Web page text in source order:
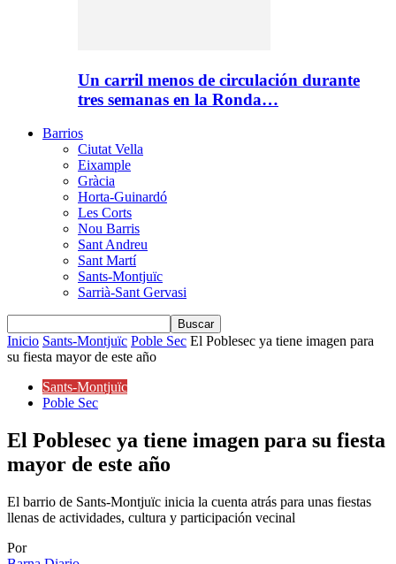
Un carril menos de circulación durante
tres semanas en la Ronda…
Barrios
Ciutat Vella
Eixample
Gràcia
Horta-Guinardó
Les Corts
Nou Barris
Sant Andreu
Sant Martí
Sants-Montjuïc
Sarrià-Sant Gervasi
Inicio Sants-Montjuïc Poble Sec El Poblesec ya tiene imagen para
su fiesta mayor de este año
Sants-Montjuïc
Poble Sec
El Poblesec ya tiene imagen para su fiesta
mayor de este año
El barrio de Sants-Montjuïc inicia la cuenta atrás para unas fiestas
llenas de actividades, cultura y participación vecinal
Por